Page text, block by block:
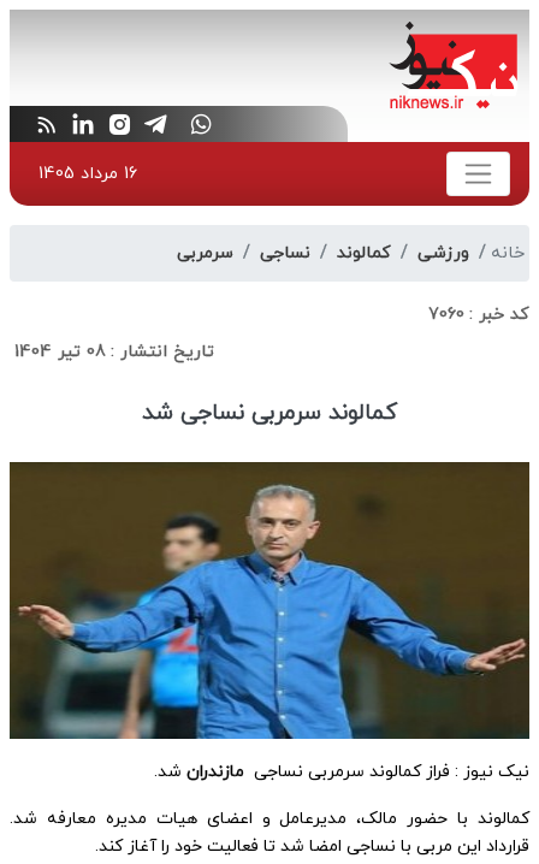
16 مرداد 1405
خانه ورزشی کمالوند نساجی سرمربی
کد خبر :7060
تاریخ انتشار :08 تیر 1404
کمالوند سرمربی نساجی شد
نیک نیوز : فراز کمالوند سرمربی نساجی مازندران شد.
کمالوند با حضور مالک، مدیرعامل و اعضای هیات مدیره معارفه شد.
قرارداد این مربی با نساجی امضا شد تا فعالیت خود را آغاز کند.